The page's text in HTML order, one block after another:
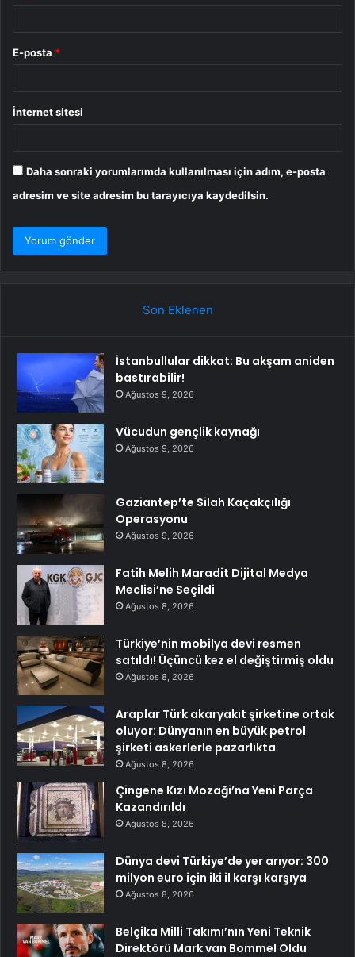
E-posta *
İnternet sitesi
Daha sonraki yorumlarımda kullanılması için adım, e-posta
adresim ve site adresim bu tarayıcıya kaydedilsin.
Son Eklenen
İstanbullular dikkat: Bu akşam aniden
bastırabilir!
Ağustos 9, 2026
Vücudun gençlik kaynağı
Ağustos 9, 2026
Gaziantep’te Silah Kaçakçılığı
Operasyonu
Ağustos 9, 2026
Fatih Melih Maradit Dijital Medya
Meclisi’ne Seçildi
Ağustos 8, 2026
Türkiye’nin mobilya devi resmen
satıldı! Üçüncü kez el değiştirmiş oldu
Ağustos 8, 2026
Araplar Türk akaryakıt şirketine ortak
oluyor: Dünyanın en büyük petrol
şirketi askerlerle pazarlıkta
Ağustos 8, 2026
Çingene Kızı Mozaği’na Yeni Parça
Kazandırıldı
Ağustos 8, 2026
Dünya devi Türkiye’de yer arıyor: 300
milyon euro için iki il karşı karşıya
Ağustos 8, 2026
Belçika Milli Takımı’nın Yeni Teknik
Direktörü Mark van Bommel Oldu